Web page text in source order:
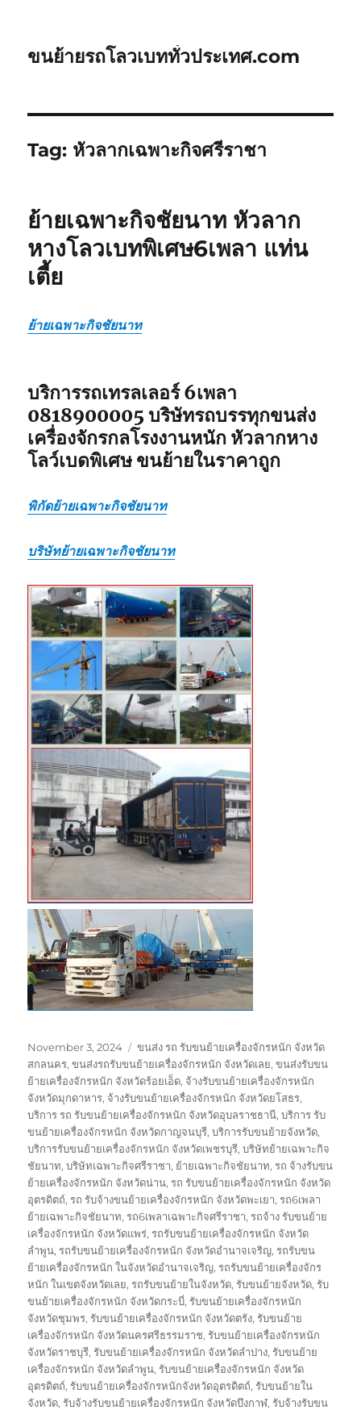
ขนย้ายรถโลวเบททั่วประเทศ.com
Tag: หัวลากเฉพาะกิจศรีราชา
ย้ายเฉพาะกิจชัยนาท หัวลาก
หางโลวเบทพิเศษ6เพลา แท่น
เตี้ย
ย้ายเฉพาะกิจชัยนาท
บริการรถเทรลเลอร์ 6เพลา
0818900005 บริษัทรถบรรทุกขนส่ง
เครื่องจักรกลโรงงานหนัก หัวลากหาง
โลว์เบดพิเศษ ขนย้ายในราคาถูก
พิกัดย้ายเฉพาะกิจชัยนาท
บริษัทย้ายเฉพาะกิจชัยนาท
Posted
on
November 3, 2024 Tags
ขนส่ง รถ รับขนย้ายเครื่องจักรหนัก จังหวัด
สกลนคร,ขนส่งรถรับขนย้ายเครื่องจักรหนัก จังหวัดเลย,ขนส่งรับขน
ย้ายเครื่องจักรหนัก จังหวัดร้อยเอ็ด, จ้างรับขนย้ายเครื่องจักรหนัก
จังหวัดมุกดาหาร, จ้างรับขนย้ายเครื่องจักรหนัก จังหวัดยโสธร,
บริการ รถ รับขนย้ายเครื่องจักรหนัก จังหวัดอุบลราชธานี,บริการ รับ
ขนย้ายเครื่องจักรหนัก จังหวัดกาญจนบุรี,บริการรับขนย้ายจังหวัด,
บริการรับขนย้ายเครื่องจักรหนัก จังหวัดเพชรบุรี,บริษัทย้ายเฉพาะกิจ
ชัยนาท,บริษัทเฉพาะกิจศรีราชา, ย้ายเฉพาะกิจชัยนาท,รถ จ้างรับขน
ย้ายเครื่องจักรหนัก จังหวัดน่าน,รถ รับขนย้ายเครื่องจักรหนัก จังหวัด
อุตรดิตถ์,รถ รับจ้างขนย้ายเครื่องจักรหนัก จังหวัดพะเยา,รถ6เพลา
ย้ายเฉพาะกิจชัยนาท,รถ6เพลาเฉพาะกิจศรีราชา,รถจ้าง รับขนย้าย
เครื่องจักรหนัก จังหวัดแพร่,รถรับขนย้ายเครื่องจักรหนัก จังหวัด
ลำพูน,รถรับขนย้ายเครื่องจักรหนัก จังหวัดอำนาจเจริญ,รถรับขน
ย้ายเครื่องจักรหนัก ในจังหวัดอำนาจเจริญ,รถรับขนย้ายเครื่องจักร
หนัก ในเขตจังหวัดเลย,รถรับขนย้ายในจังหวัด,รับขนย้ายจังหวัด,รับ
ขนย้ายเครื่องจักรหนัก จังหวัดกระบี่,รับขนย้ายเครื่องจักรหนัก
จังหวัดชุมพร,รับขนย้ายเครื่องจักรหนัก จังหวัดตรัง,รับขนย้าย
เครื่องจักรหนัก จังหวัดนครศรีธรรมราช,รับขนย้ายเครื่องจักรหนัก
จังหวัดราชบุรี,รับขนย้ายเครื่องจักรหนัก จังหวัดลำปาง,รับขนย้าย
เครื่องจักรหนัก จังหวัดลำพูน,รับขนย้ายเครื่องจักรหนัก จังหวัด
อุตรดิตถ์,รับขนย้ายเครื่องจักรหนักจังหวัดอุตรดิตถ์,รับขนย้ายใน
จังหวัด,รับจ้างรับขนย้ายเครื่องจักรหนัก จังหวัดบึงกาฬ,รับจ้างรับขน